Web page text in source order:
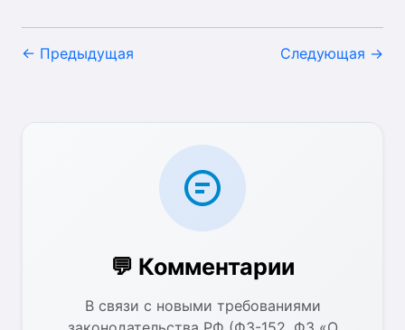
← Предыдущая Следующая →
💬 Комментарии
В связи с новыми требованиями